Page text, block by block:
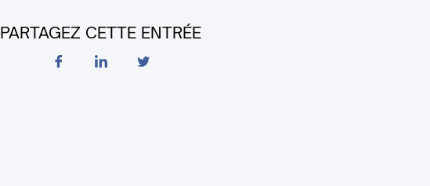
PARTAGEZ CETTE ENTRÉE